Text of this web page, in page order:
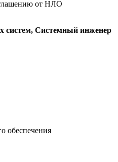
от НЛО
систем, Системный инженер
обеспечения